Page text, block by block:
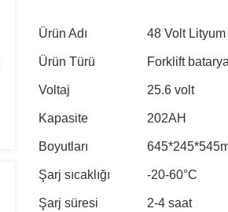
Ürün Adı 48 Volt Lityum
Ürün Türü Forklift
Voltaj 25.6 volt
Kapasite 202AH
Boyutları
Şarj sıcaklığı -20-60°C
Şarj süresi 2-4 saat